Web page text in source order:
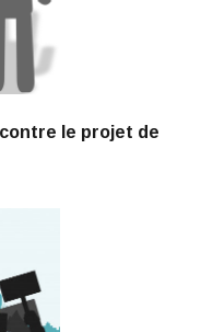
le projet de